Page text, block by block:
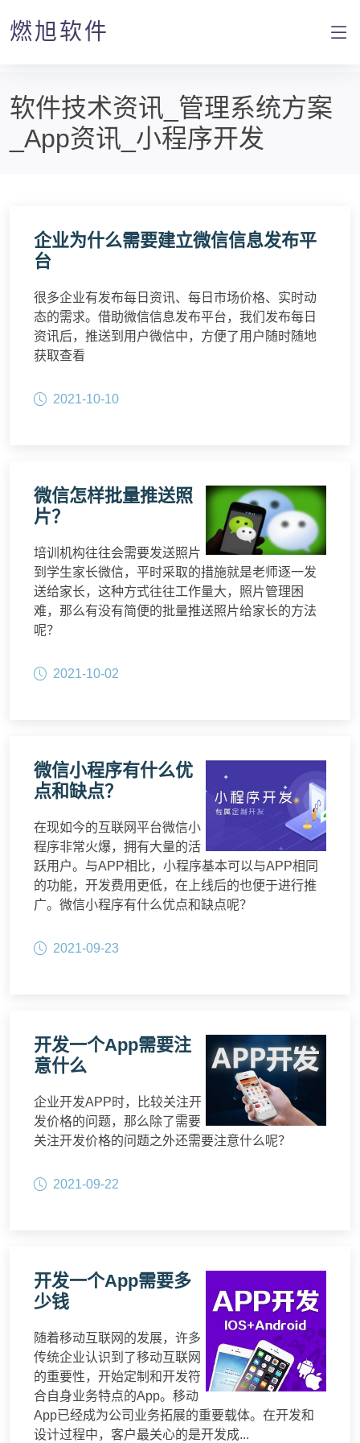
燃旭软件
软件技术资讯_管理系统方案
_App资讯_小程序开发
企业为什么需要建立微信信息发布平
台
很多企业有发布每日资讯、每日市场价格、实时动
态的需求。借助微信信息发布平台，我们发布每日
资讯后，推送到用户微信中，方便了用户随时随地
获取查看
2021-10-10
微信怎样批量推送照
片？
培训机构往往会需要发送照片
到学生家长微信，平时采取的措施就是老师逐一发
送给家长，这种方式往往工作量大，照片管理困
难，那么有没有简便的批量推送照片给家长的方法
呢？
2021-10-02
微信小程序有什么优
点和缺点？
在现如今的互联网平台微信小
程序非常火爆，拥有大量的活
跃用户。与APP相比，小程序基本可以与APP相同
的功能，开发费用更低，在上线后的也便于进行推
广。微信小程序有什么优点和缺点呢？
2021-09-23
开发一个App需要注
意什么
企业开发APP时，比较关注开
发价格的问题，那么除了需要
关注开发价格的问题之外还需要注意什么呢？
2021-09-22
开发一个App需要多
少钱
随着移动互联网的发展，许多
传统企业认识到了移动互联网
的重要性，开始定制和开发符
合自身业务特点的App。移动
App已经成为公司业务拓展的重要载体。在开发和
设计过程中，客户最关心的是开发成...